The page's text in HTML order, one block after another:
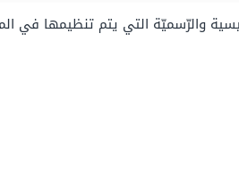
والرّسميّة التي يتم تنظيمها في